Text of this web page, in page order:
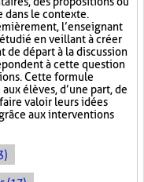
dans le contexte.
l’enseignant
en veillant à créer
de départ à la discussion
à cette question
Cette formule
élèves, d’une part, de
valoir leurs idées
aux interventions